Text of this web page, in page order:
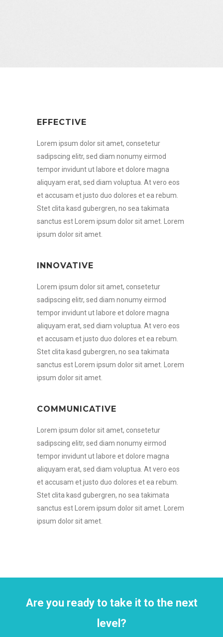
EFFECTIVE
Lorem ipsum dolor sit amet, consetetur
sadipscing elitr, sed diam nonumy eirmod
tempor invidunt ut labore et dolore magna
aliquyam erat, sed diam voluptua. At vero eos
et accusam et justo duo dolores et ea rebum.
Stet clita kasd gubergren, no sea takimata
sanctus est Lorem ipsum dolor sit amet. Lorem
ipsum dolor sit amet.
INNOVATIVE
Lorem ipsum dolor sit amet, consetetur
sadipscing elitr, sed diam nonumy eirmod
tempor invidunt ut labore et dolore magna
aliquyam erat, sed diam voluptua. At vero eos
et accusam et justo duo dolores et ea rebum.
Stet clita kasd gubergren, no sea takimata
sanctus est Lorem ipsum dolor sit amet. Lorem
ipsum dolor sit amet.
COMMUNICATIVE
Lorem ipsum dolor sit amet, consetetur
sadipscing elitr, sed diam nonumy eirmod
tempor invidunt ut labore et dolore magna
aliquyam erat, sed diam voluptua. At vero eos
et accusam et justo duo dolores et ea rebum.
Stet clita kasd gubergren, no sea takimata
sanctus est Lorem ipsum dolor sit amet. Lorem
ipsum dolor sit amet.
Are you ready to take it to the next
level?